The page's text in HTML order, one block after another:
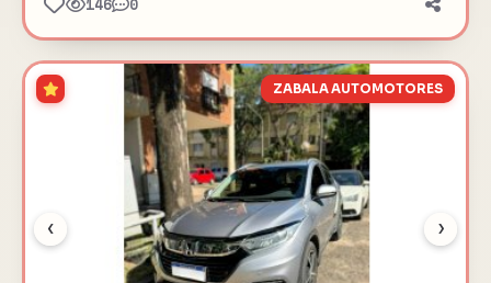
146 0
‹ ›
ZABALA AUTOMOTORES